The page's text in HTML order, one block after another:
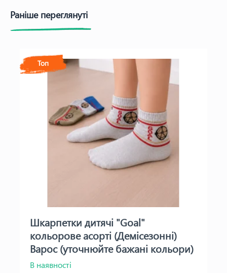
Раніше переглянуті
Топ
Шкарпетки дитячі "Goal"
кольорове асорті (Демісезонні)
Варос (уточнюйте бажані кольори)
В наявності